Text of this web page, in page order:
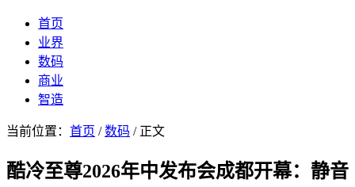
首页
业界
数码
商业
智造
当前位置： 首页 /数码 / 正文
酷冷至尊2026年中发布会成都开幕：静音